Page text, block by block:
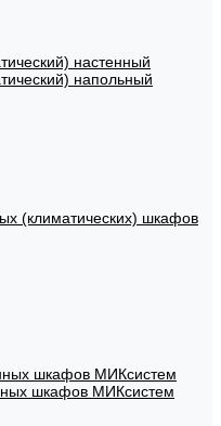
настенный
напольный
(климатических) шкафов
шкафов МИКсистем
шкафов МИКсистем